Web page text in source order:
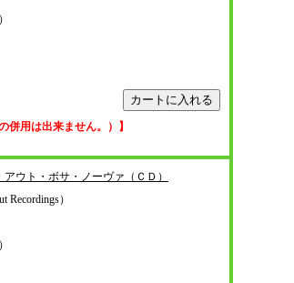
併用は出来ません。）】
ウト・ボサ・ノーヴァ（ＣＤ）
Recordings）